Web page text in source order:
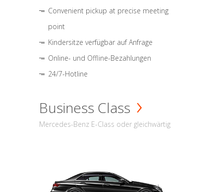
Convenient pickup at precise meeting
point
Kindersitze verfügbar auf Anfrage
Online- und Offline-Bezahlungen
24/7-Hotline
Business Class
Mercedes-Benz E-Class oder gleichwärtig